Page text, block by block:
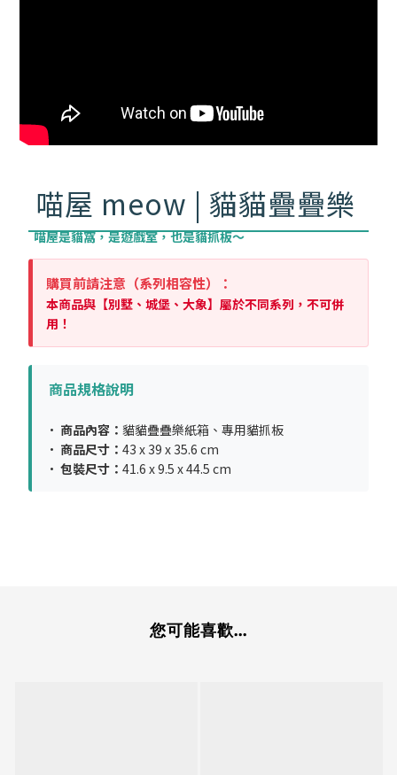
喵屋 meow | 貓貓疊疊樂
喵屋是貓窩，是遊戲室，也是貓抓板～
購買前請注意（系列相容性）：
本商品與【別墅、城堡、大象】屬於不同系列，不可併
用！
商品規格說明
• 商品內容： 貓貓疊疊樂紙箱、專用貓抓板
• 商品尺寸： 43 x 39 x 35.6 cm
• 包裝尺寸： 41.6 x 9.5 x 44.5 cm
您可能喜歡...